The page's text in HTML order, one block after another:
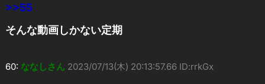
>>55
そんな動画しかない定期
60: ななしさん 2023/07/13(木) 20:13:57.66 ID:rrkGx